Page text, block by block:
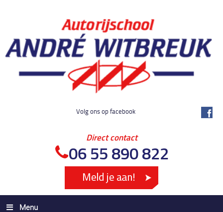
Volg ons op facebook
Direct contact
06 55 890 822
Menu